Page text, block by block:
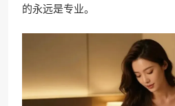
的永远是专业。